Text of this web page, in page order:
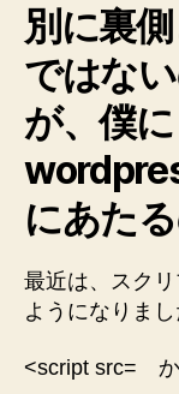
別に裏
ではな
が、僕に
にあた
最近は、スク
ようになりまし
<script src= か